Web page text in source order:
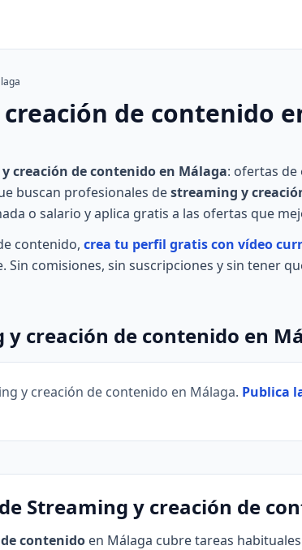
de contenido
creación de contenido en Málaga: ofertas de
buscan profesionales destreaming y
o salario y aplica gratis a las ofertas que
contenido, crea tu perfil gratis con vídeo
comisiones, sin suscripciones y sin tener
creación de contenido en
y creación de contenido en Málaga. Publica
Streaming y creación de
contenido en Málaga cubre tareas